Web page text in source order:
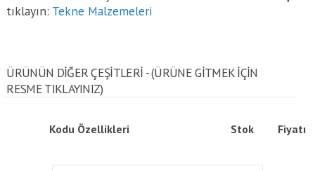
tıklayın: Tekne Malzemeleri
ÜRÜNÜN DİĞER ÇEŞİTLERİ - (ÜRÜNE GITMEK IÇIN
RESME TIKLAYINIZ)
Kodu Özellikleri Stok Fiyatı